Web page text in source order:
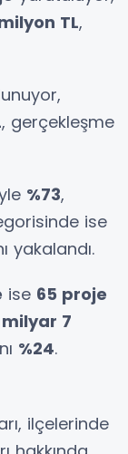
TL,
, gerçekleşme
%73,
ise
yakalandı.
ise 65 proje
milyar 7
%24.
ilçelerinde